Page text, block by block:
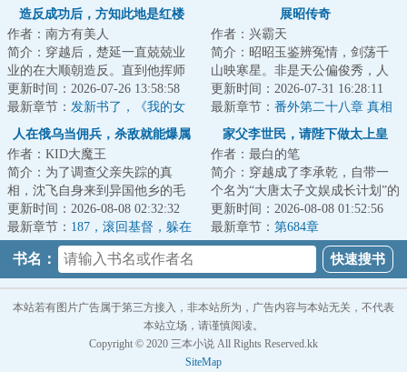
造反成功后，方知此地是红楼
作者：南方有美人
简介：穿越后，楚延一直兢兢业
业的在大顺朝造反。直到他挥师
北伐，二十万大军围困京城时，
才猛然发现，这...
更新时间：2026-07-26 13:58:58
最新章节： 发新书了，《我的女
友是收容物》
展昭传奇
作者：兴霸天
简介：昭昭玉鉴辨冤情，剑荡千
山映寒星。非是天公偏俊秀，人
间必要此光明。一本陆小凤传奇
式的侠探故事。...
更新时间：2026-07-31 16:28:11
最新章节： 番外第二十八章 真相
与结局（中）
人在俄乌当佣兵，杀敌就能爆属
性
作者：KID大魔王
简介：为了调查父亲失踪的真
相，沈飞自身来到异国他乡的毛
熊。好消息：父亲还活着。坏消
息：活在世界各地...
更新时间：2026-08-08 02:32:32
最新章节： 187，滚回基督，躲在
你们北约妈妈的被窝里哭泣吧！
家父李世民，请陛下做太上皇
作者：最白的笔
简介：穿越成了李承乾，自带一
个名为“大唐太子文娱成长计划”的
战略型模拟器，可以按照所处的
环境进行模...
更新时间：2026-08-08 01:52:56
最新章节： 第684章
书名：
本站若有图片广告属于第三方接入，非本站所为，广告内容与本站无关，不代表
本站立场，请谨慎阅读。
Copyright © 2020 三本小说 All Rights Reserved.kk
SiteMap